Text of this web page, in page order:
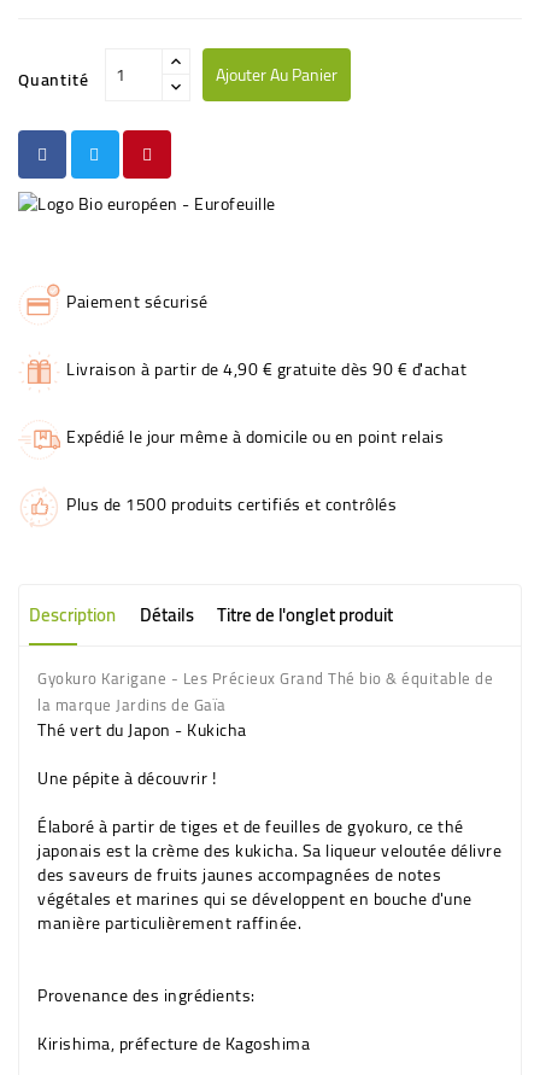
Quantité Ajouter Au Panier
Paiement sécurisé
Livraison à partir de 4,90 € gratuite dès 90 € d'achat
Expédié le jour même à domicile ou en point relais
Plus de 1500 produits certifiés et contrôlés
Description Détails Titre de l'onglet produit
Gyokuro Karigane - Les Précieux Grand Thé bio & équitable de
la marque Jardins de Gaïa
Thé vert du Japon - Kukicha
Une pépite à découvrir !
Élaboré à partir de tiges et de feuilles de gyokuro, ce thé
japonais est la crème des kukicha. Sa liqueur veloutée délivre
des saveurs de fruits jaunes accompagnées de notes
végétales et marines qui se développent en bouche d'une
manière particulièrement raffinée.
Provenance des ingrédients:
Kirishima, préfecture de Kagoshima